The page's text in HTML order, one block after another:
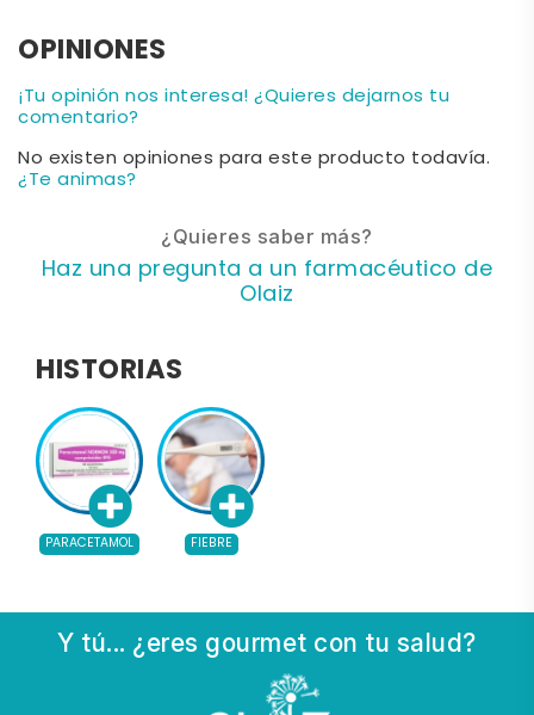
OPINIONES
¡Tu opinión nos interesa! ¿Quieres dejarnos tu
comentario?
No existen opiniones para este producto todavía.
¿Te animas?
¿Quieres saber más?
Haz una pregunta a un farmacéutico de
Olaiz
HISTORIAS
PARACETAMOL FIEBRE
Y tú... ¿eres gourmet con tu salud?